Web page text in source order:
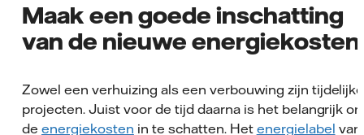
Maak een goede inschatting
van de nieuwe energiekosten
Zowel een verhuizing als een verbouwing zijn tijdelijke
projecten. Juist voor de tijd daarna is het belangrijk
de energiekosten in te schatten. Het energielabel van